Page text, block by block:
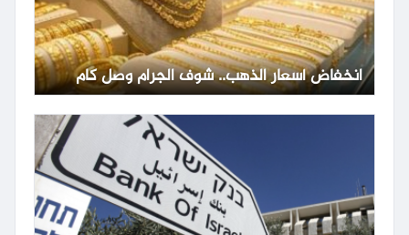
انخفاض أسعار الذهب.. شوف الجرام وصل كام